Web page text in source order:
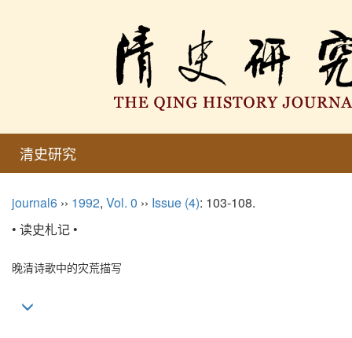
清史研究
journal6 ›› 1992, Vol. 0 ›› Issue (4): 103-108.
• 读史札记 •
晚清诗歌中的灾荒描写